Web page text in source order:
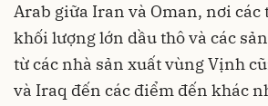
Arab giữa Iran và Oman, nơi các
khối lượng lớn dầu thô và các
từ các nhà sản xuất vùng Vịnh
và Iraq đến các điểm đến khác